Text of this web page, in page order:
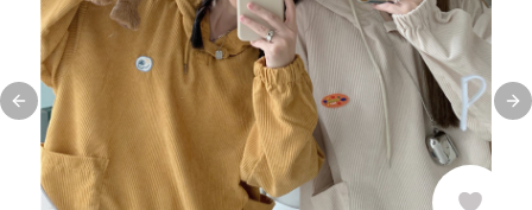
Previous slide